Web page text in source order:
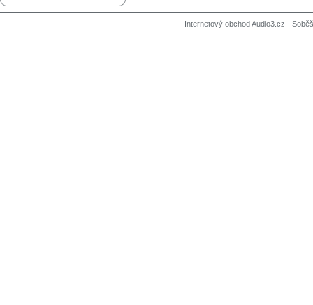
Internetový obchod Audio3.cz -